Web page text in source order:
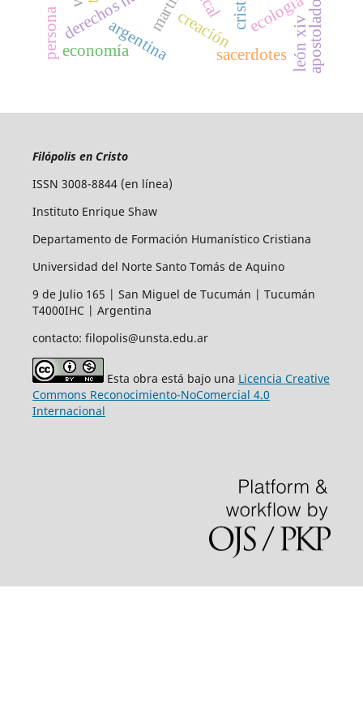
cristo
argentina
persona ecología
creación león xiv
sacerdotes apostolado
economía
Filópolis en Cristo
ISSN 3008-8844 (en línea)
Instituto Enrique Shaw
Departamento de Formación Humanístico Cristiana
Universidad del Norte Santo Tomás de Aquino
9 de Julio 165 | San Miguel de Tucumán | Tucumán
T4000IHC | Argentina
contacto: filopolis@unsta.edu.ar
Esta obra está bajo una Licencia Creative
Commons Reconocimiento-NoComercial 4.0
Internacional